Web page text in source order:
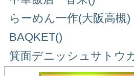
らーめん一作(大阪高槻)
BAQKET()
箕面デニッシュサトウ